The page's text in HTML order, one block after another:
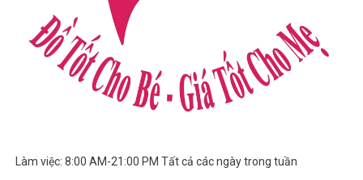
Làm việc: 8:00 AM-21:00 PM Tất cả các ngày trong tuần